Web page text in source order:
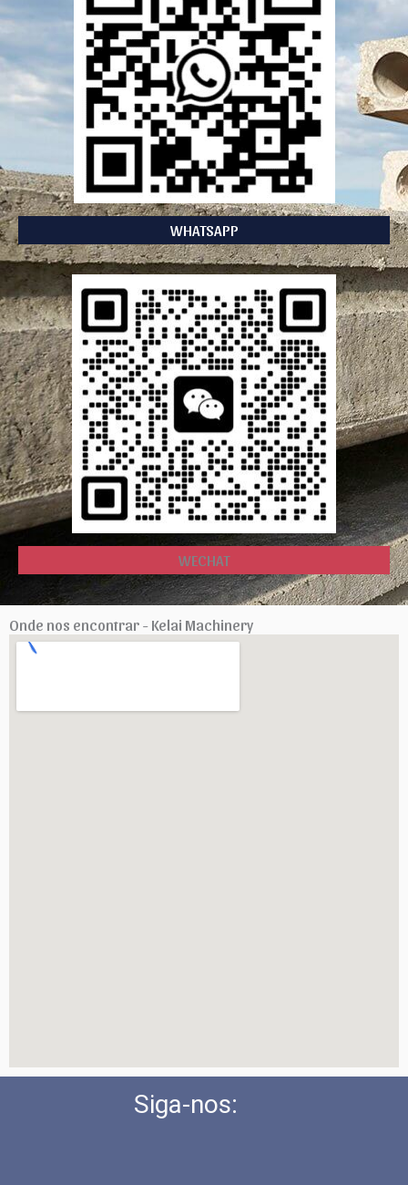
WHATSAPP
WECHAT
Onde nos encontrar - Kelai Machinery
Siga-nos: